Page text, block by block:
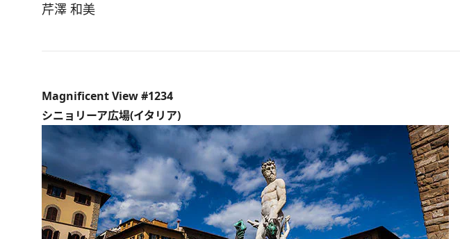
芹澤 和美
Magnificent View #1234
シニョリーア広場(イタリア)